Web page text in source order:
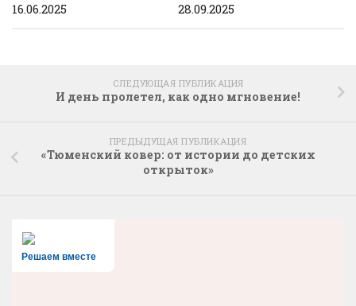
16.06.2025 28.09.2025
СЛЕДУЮЩАЯ ПУБЛИКАЦИЯ
И день пролетел, как одно мгновение!
ПРЕДЫДУЩАЯ ПУБЛИКАЦИЯ
«Тюменский ковер: от истории до детских
открыток»
Решаем вместе